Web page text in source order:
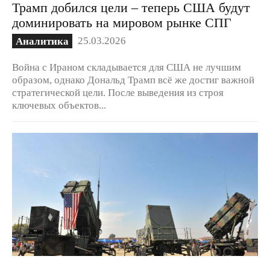
Трамп добился цели – теперь США будут
доминировать на мировом рынке СПГ
Аналитика 25.03.2026
Война с Ираном складывается для США не лучшим
образом, однако Дональд Трамп всё же достиг важной
стратегической цели. После выведения из строя
ключевых объектов...